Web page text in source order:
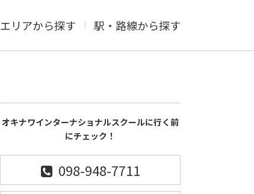
エリアから探す 駅・路線から探す
オキナワインターナショナルスクールに行く前
にチェック！
098-948-7711